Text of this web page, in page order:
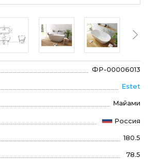
ФР-00006013
Estet
Майами
Россия
180.5
78.5